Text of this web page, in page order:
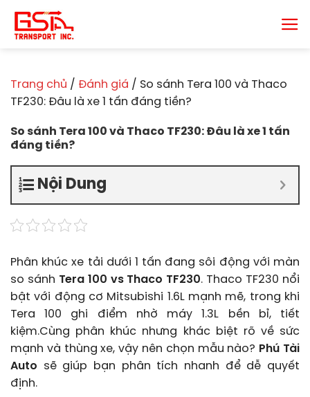
đến
nội
Trang chủ / Đánh giá / So sánh Tera 100 và Thaco
TF230: Đâu là xe 1 tấn đáng tiền?
So sánh Tera 100 và Thaco TF230: Đâu là xe 1 tấn
đáng tiền?
Nội Dung
Phân khúc xe tải dưới 1 tấn đang sôi động với màn
so sánh Tera 100 vs Thaco TF230. Thaco TF230 nổi
bật với động cơ Mitsubishi 1.6L mạnh mẽ, trong khi
Tera 100 ghi điểm nhờ máy 1.3L bền bỉ, tiết
kiệm.Cùng phân khúc nhưng khác biệt rõ về sức
mạnh và thùng xe, vậy nên chọn mẫu nào? Phú Tài
Auto sẽ giúp bạn phân tích nhanh để dễ quyết
định.